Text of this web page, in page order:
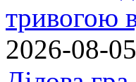
тривогою
2026-08-